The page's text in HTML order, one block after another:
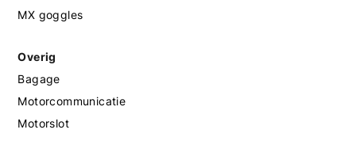
MX goggles
Overig
Bagage
Motorcommunicatie
Motorslot